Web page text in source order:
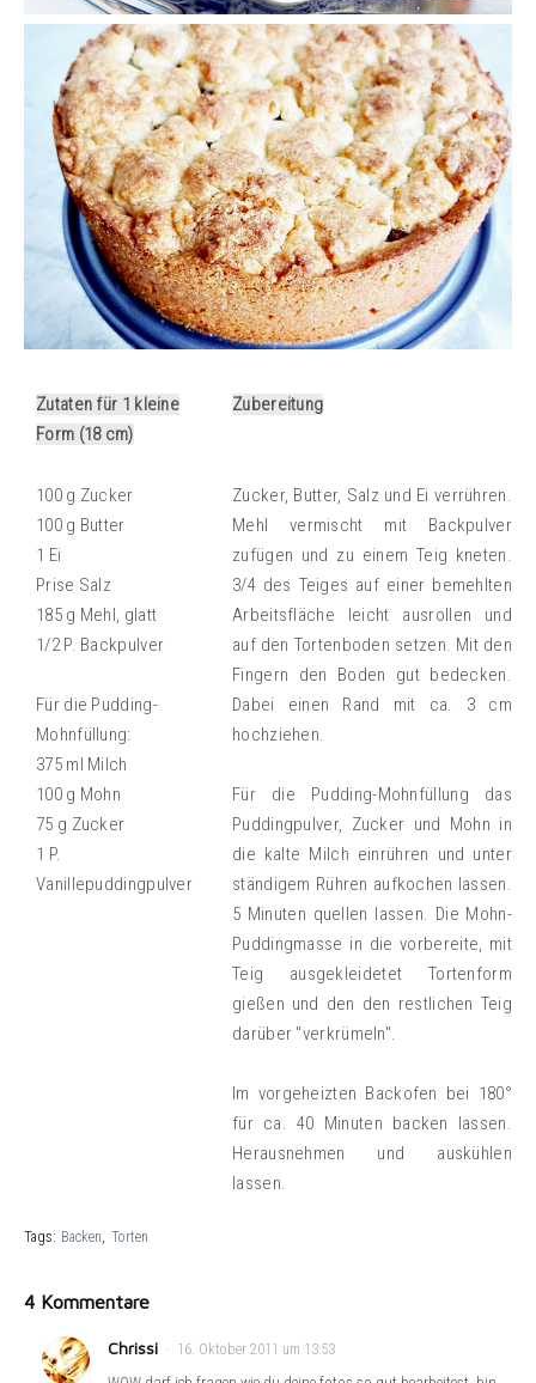
Zutaten für 1 kleine
Form (18 cm)
Zubereitung
100 g Zucker
100 g Butter
1 Ei
Prise Salz
185 g Mehl, glatt
1/2 P. Backpulver
Für die Pudding-
Mohnfüllung:
375 ml Milch
100 g Mohn
75 g Zucker
1 P.
Vanillepuddingpulver
Zucker, Butter, Salz und Ei verrühren.
Mehl vermischt mit Backpulver
zufügen und zu einem Teig kneten.
3/4 des Teiges auf einer bemehlten
Arbeitsfläche leicht ausrollen und
auf den Tortenboden setzen. Mit den
Fingern den Boden gut bedecken.
Dabei einen Rand mit ca. 3 cm
hochziehen.
Für die Pudding-Mohnfüllung das
Puddingpulver, Zucker und Mohn in
die kalte Milch einrühren und unter
ständigem Rühren aufkochen lassen.
5 Minuten quellen lassen. Die Mohn-
Puddingmasse in die vorbereite, mit
Teig ausgekleidetet Tortenform
gießen und den den restlichen Teig
darüber "verkrümeln".
Im vorgeheizten Backofen bei 180°
für ca. 40 Minuten backen lassen.
Herausnehmen und auskühlen
lassen.
Tags: Backen Torten
4 Kommentare
Chrissi 16. Oktober 2011 um 13:53